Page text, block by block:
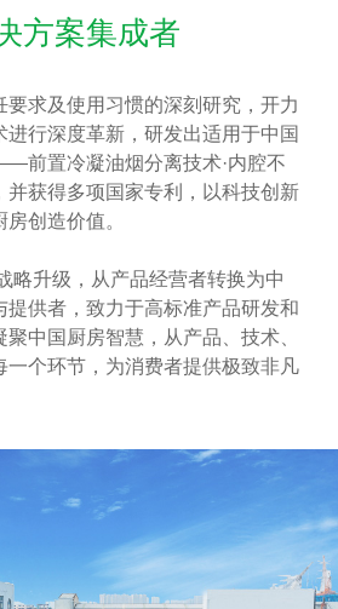
方案集成者
要求及使用习惯的深刻研究，开力
进行深度革新，研发出适用于中国
前置冷凝油烟分离技术·内腔不
并获得多项国家专利，以科技创新
创造价值。
略升级，从产品经营者转换为中
提供者，致力于高标准产品研发和
中国厨房智慧，从产品、技术、
一个环节，为消费者提供极致非凡